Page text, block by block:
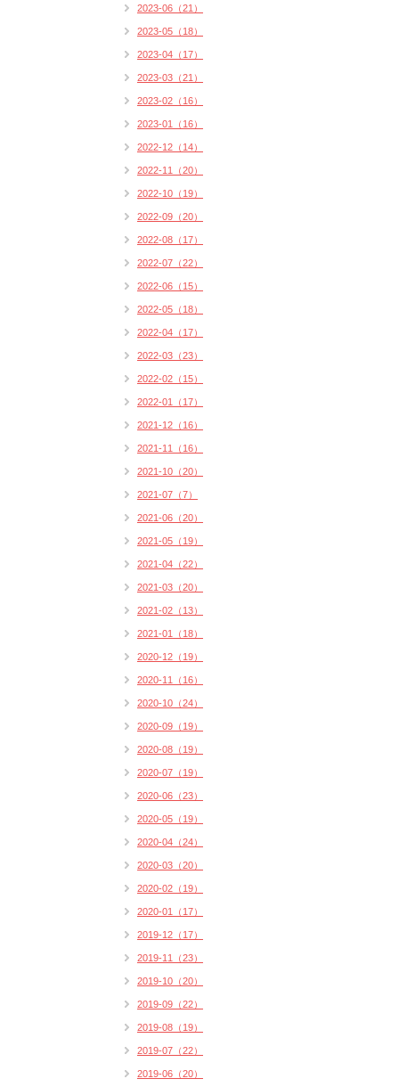
2023-06（21）
2023-05（18）
2023-04（17）
2023-03（21）
2023-02（16）
2023-01（16）
2022-12（14）
2022-11（20）
2022-10（19）
2022-09（20）
2022-08（17）
2022-07（22）
2022-06（15）
2022-05（18）
2022-04（17）
2022-03（23）
2022-02（15）
2022-01（17）
2021-12（16）
2021-11（16）
2021-10（20）
2021-07（7）
2021-06（20）
2021-05（19）
2021-04（22）
2021-03（20）
2021-02（13）
2021-01（18）
2020-12（19）
2020-11（16）
2020-10（24）
2020-09（19）
2020-08（19）
2020-07（19）
2020-06（23）
2020-05（19）
2020-04（24）
2020-03（20）
2020-02（19）
2020-01（17）
2019-12（17）
2019-11（23）
2019-10（20）
2019-09（22）
2019-08（19）
2019-07（22）
2019-06（20）